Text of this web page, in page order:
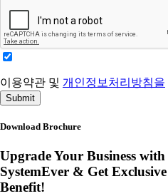
이용약관 및 개인정보처리방침을
Submit
Download Brochure
Upgrade Your Business with
SystemEver & Get Exclusive
Benefit!